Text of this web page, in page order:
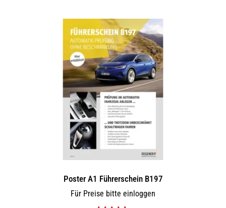
Poster A1 Führerschein B197
Für Preise bitte einloggen